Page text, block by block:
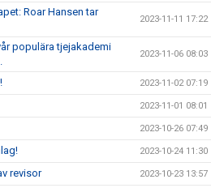
Roar Hansen tar
2023-11-11 17:22
populära tjejakademi
2023-11-06 08:03
2023-11-02 07:19
2023-11-01 08:01
2023-10-26 07:49
2023-10-24 11:30
revisor 2023-10-23 13:57